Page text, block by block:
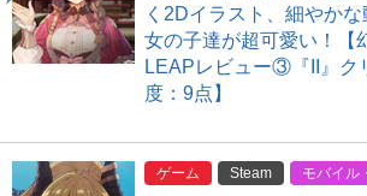
く2Dイラスト、細やか
女の子達が超可愛い！【
LEAPレビュー③『II』ク
度：9点】
ゲーム Steam モバイル